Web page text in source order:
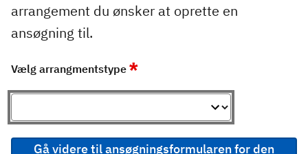
arrangement du ønsker at oprette en
ansøgning til.
Vælg arrangmentstype *
Gå videre til ansøgningsformularen for den